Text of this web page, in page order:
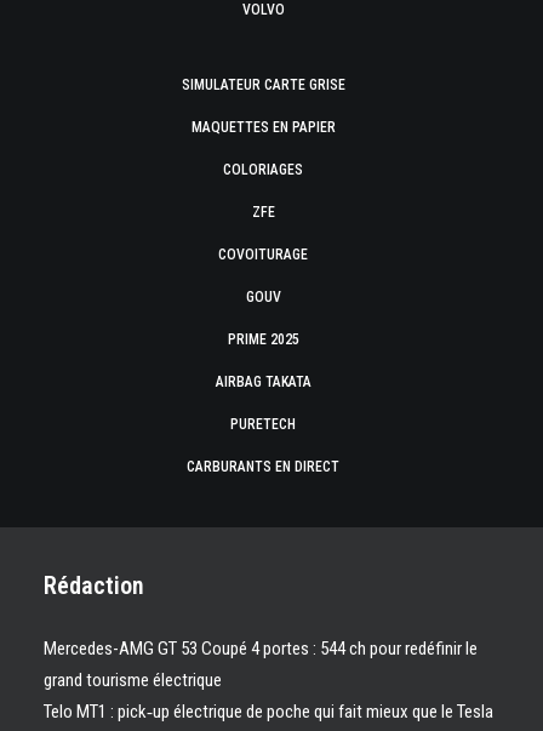
VOLVO
SIMULATEUR CARTE GRISE
MAQUETTES EN PAPIER
COLORIAGES
ZFE
COVOITURAGE
GOUV
PRIME 2025
AIRBAG TAKATA
PURETECH
CARBURANTS EN DIRECT
Rédaction
Mercedes-AMG GT 53 Coupé 4 portes : 544 ch pour redéfinir le
grand tourisme électrique
Telo MT1 : pick‑up électrique de poche qui fait mieux que le Tesla